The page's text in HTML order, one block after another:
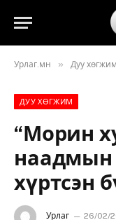
Урлаг.мн » Дуу хөгжим
ДУУ ХӨГЖИМ
“Морин
хүртсэн
Урлаг 26/02/